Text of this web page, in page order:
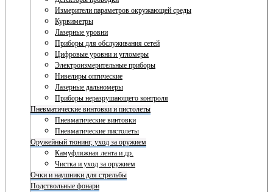
Измерители параметров окружающей среды
Курвиметры
Лазерные уровни
Приборы для обслуживания сетей
Цифровые уровни и угломеры
Электроизмерительные приборы
Нивелиры оптические
Лазерные дальномеры
Приборы неразрушающего контроля
Пневматические винтовки и пистолеты
Пневматические винтовки
Пневматические пистолеты
Оружейный тюнинг, уход за оружием
Камуфляжная лента и др.
Чистка и уход за оружием
Очки и наушники для стрельбы
Подствольные фонари